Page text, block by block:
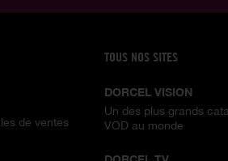
de ventes
TOUS NOS SITES
DORCEL VISION
Un des plus grands
VOD au monde